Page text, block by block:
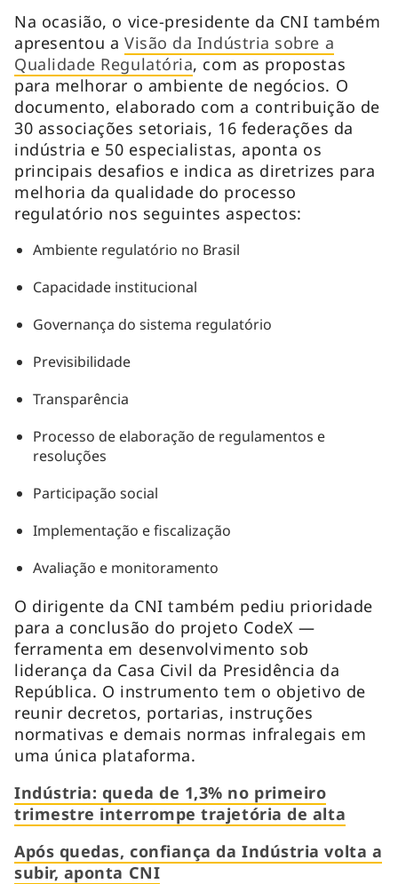
Na ocasião, o vice-presidente da CNI também
apresentou aVisão da Indústria sobre a
Qualidade Regulatória, com as propostas
para melhorar o ambiente de negócios. O
documento, elaborado com a contribuição de
30 associações setoriais, 16 federações da
indústria e 50 especialistas, aponta os
principais desafios e indica as diretrizes para
melhoria da qualidade do processo
regulatório nos seguintes aspectos:
Ambiente regulatório no Brasil
Capacidade institucional
Governança do sistema regulatório
Previsibilidade
Transparência
Processo de elaboração de regulamentos e
resoluções
Participação social
Implementação e fiscalização
Avaliação e monitoramento
O dirigente da CNI também pediu prioridade
para a conclusão do projeto CodeX —
ferramenta em desenvolvimento sob
liderança da Casa Civil da Presidência da
República. O instrumento tem o objetivo de
reunir decretos, portarias, instruções
normativas e demais normas infralegais em
uma única plataforma.
Indústria: queda de 1,3% no primeiro
trimestre interrompe trajetória de alta
Após quedas, confiança da Indústria volta a
subir, aponta CNI